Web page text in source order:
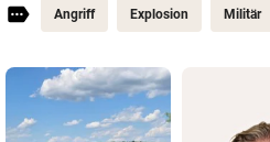
Angriff Explosion Militär